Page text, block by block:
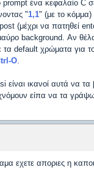
prompt ένα κεφαλαίο C
"1,1" (με το
(μέχρι να πατηθεί
background. Αν
default χρώματα για
O.
είναι ικανοί αυτά να τα
είπα να τα
εχετε αποριες η